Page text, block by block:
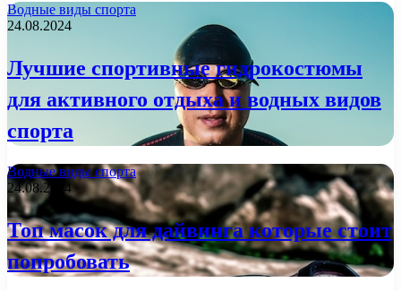
Водные виды спорта
24.08.2024
Лучшие спортивные гидрокостюмы
для активного отдыха и водных видов
спорта
Водные виды спорта
24.08.2024
Топ масок для дайвинга которые стоит
попробовать